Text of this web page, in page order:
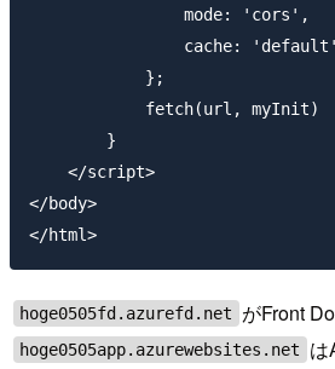
                mode: 'cors',
                cache: 'default'
            };
            fetch(url, myInit)
        }
    </script>
</body>
hoge0505fd.azurefd.net がFront
hoge0505app.azurewebsites.net
は